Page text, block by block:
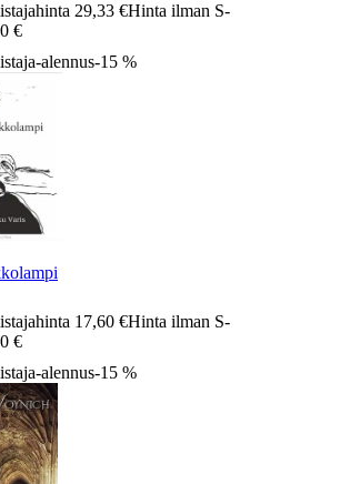
29,33 €Hinta ilman S-
€
alennus-15 %
17,60 €Hinta ilman S-
€
alennus-15 %